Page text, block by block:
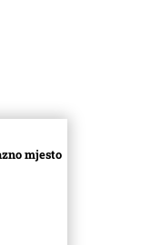
mjesto